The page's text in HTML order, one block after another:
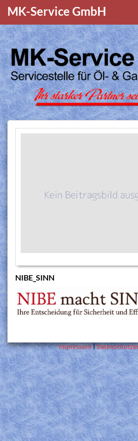
MK-Service GmbH
NIBE_SINN
Impressum|